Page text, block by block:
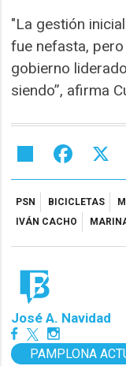
"La gestión
fue nefasta,
gobierno
siendo”, afirma
Share Facebook
PSN BICICLETAS
IVÁN CACHO
José A. Navidad
PAMPLONA